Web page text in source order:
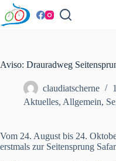
Zum
Inhalt
springen
Aviso: Drauradweg
claudiatscherne
Aktuelles, Allgemein,
Vom 24. August bis 24.
erstmals zur Seitensprung